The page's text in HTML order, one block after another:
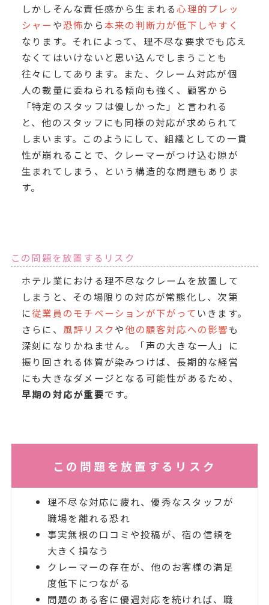
しかしそんな責任感から生まれる心理的プレッ
シャー や恐怖から本来の判断力が低下しやすく
なります。それによって、理不尽な要求でも応え
なくてはいけないと思い込んでしまうことも
往々にしてあります。また、クレーム対応が個
人の裁量に委ねられる傾向も強く、顧客から
「特定のスタッフは優しかった」と言われる
と、他のスタッフにも同様の対応が求められて
しまいます。このようにして、組織としての一貫
性が崩れることで、クレーマーがつけ込む隙が
生まれてしまう、という構造的な問題もありま
す。
この問題を放置するリスク
ホテル業における理不尽なクレームを放置して
しまうと、その場限りの対応が常態化し、次第
に従業員のモチベーションが下がって いきます。
さらに、 風評リスクや他の顧客対応への影響も
深刻になりかねません。「声の大きな一人」に
振り回される体質が染みつけば、長期的な経営
にも大きなダメージとなる可能性があるため、
早期の対応が重要です。
この問題を放置するリスク
理不尽な対応に疲れ、優秀なスタッフが
職場を離れる恐れ
事実無根の口コミや投稿が、宿の信頼を
大きく損なう
クレーマーの存在が、他のお客様の満足
度低下につながる
問題のある客に優遇対応を続ければ、職